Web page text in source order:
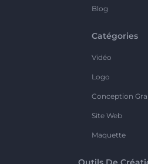
Blog
Catégories
Vidéo
Logo
Conception
Site Web
Maquette